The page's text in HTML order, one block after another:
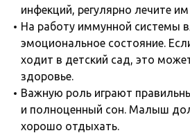
инфекций, регулярно лечите
На работу иммунной системы
эмоциональное состояние.
ходит в детский сад, это
здоровье.
Важную роль играют
и полноценный сон. Малыш
хорошо отдыхать.